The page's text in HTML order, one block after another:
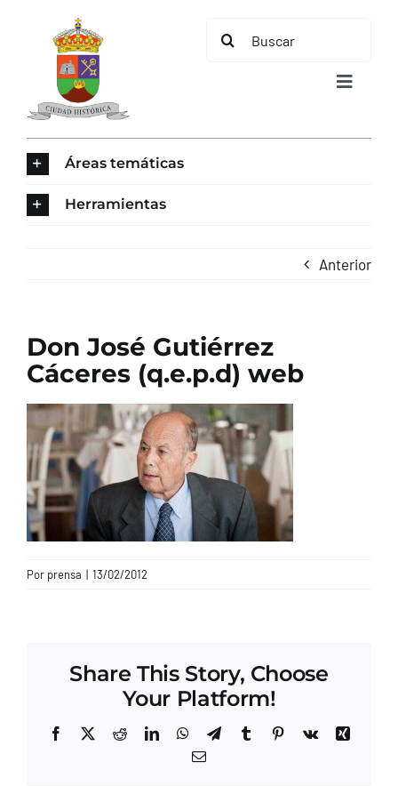
contenido
Buscar:
Toggle
TURISMO
CONTACTO
Áreas temáticas
Herramientas
Anterior
Don José Gutiérrez
Cáceres (q.e.p.d) web
Por prensa | 13/02/2012
Share This Story, Choose
Your Platform!
Facebook
X RedditLinkedInWhatsApp
TelegramTumblrPinterest
Vk
Xing
Correo